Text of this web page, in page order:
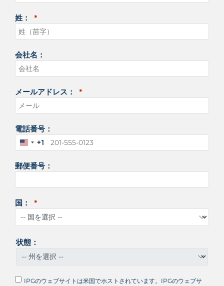
姓：
会社名：
メールアドレス：
電話番号：
ア
リ
合
国
+
1
+1
郵便番号：
国：
状態：
IPGのウェブサイトは米国でホストされています。IPGのウェブサ